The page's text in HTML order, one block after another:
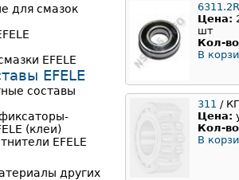
Цена:
шт
Кол-
В
311 /
Цена:
Кол-
В
для смазок
EFELE
EFELE
составы
(клеи)
EFELE
других